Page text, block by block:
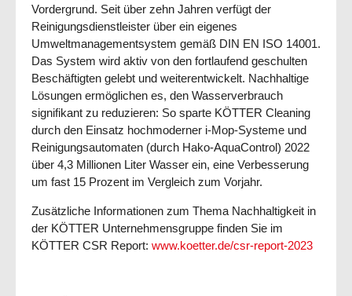
Vordergrund. Seit über zehn Jahren verfügt der
Reinigungsdienstleister über ein eigenes
Umweltmanagementsystem gemäß DIN EN ISO 14001.
Das System wird aktiv von den fortlaufend geschulten
Beschäftigten gelebt und weiterentwickelt. Nachhaltige
Lösungen ermöglichen es, den Wasserverbrauch
signifikant zu reduzieren: So sparte KÖTTER Cleaning
durch den Einsatz hochmoderner i-Mop-Systeme und
Reinigungsautomaten (durch Hako-AquaControl) 2022
über 4,3 Millionen Liter Wasser ein, eine Verbesserung
um fast 15 Prozent im Vergleich zum Vorjahr.
Zusätzliche Informationen zum Thema Nachhaltigkeit in
der KÖTTER Unternehmensgruppe finden Sie im
KÖTTER CSR Report: www.koetter.de/csr-report-2023